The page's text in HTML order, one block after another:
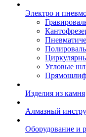
Электро и
Угловые
Изделия из камня
Алмазный
Оборудование и